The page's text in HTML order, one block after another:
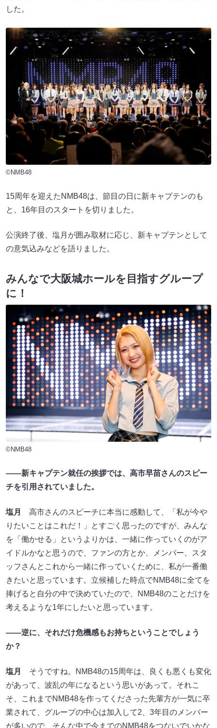
した。
©NMB48
15周年を迎えたNMB48は、節目の日に新キャプテンのも
と、16年目のスタートを切りました。
公演終了後、塩月が囲み取材に応じ、新キャプテンとして
の意気込みなどを語りました。
みんなで大阪城ホールを目指すグループ
に！
©NMB48
――新キャプテン就任の挨拶では、高市早苗さんのスピー
チを引用されていました。
塩月
高市さんのスピーチに本当に感動して、「私が今や
りたいことはこれだ！」とすごく思ったのですが、みんな
を「働かせる」というよりかは、一緒に作っていくのがア
イドルかなと思うので、ファンの方とか、メンバー、スタ
ッフさんとこれから一緒に作っていくために、私が一番働
きたいと思っています。立候補した時点でNMB48に全てを
捧げると自分の中で決めていたので、NMB48のことだけを
考えるような1年にしたいと思っています。
――逆に、それだけ危機感もお持ちということでしょう
か？
塩月
そうですね。NMB48の15周年は、良くも悪くも変化
があって、波乱の年になるという思いがあって。それこ
そ、これまでNMB48を作ってくださった先輩方が一気に卒
業されて、グループの中心は加入して2、3年目のメンバー
が多いので、そんな中で今までのNMB48をつないでいかな